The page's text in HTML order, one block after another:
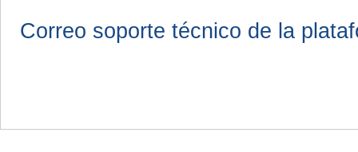
Correo soporte técnico de la